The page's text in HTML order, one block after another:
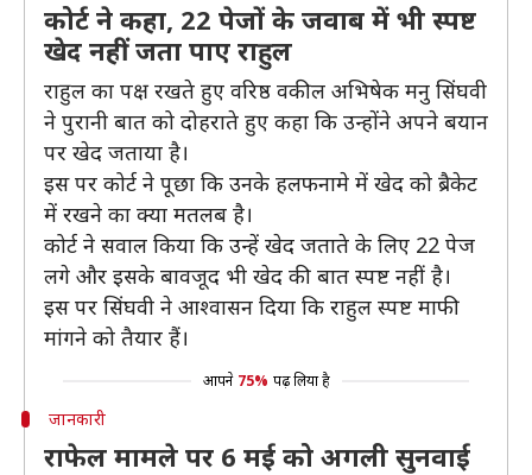
कोर्ट ने कहा, 22 पेजों के जवाब में भी स्पष्ट
खेद नहीं जता पाए राहुल
राहुल का पक्ष रखते हुए वरिष्ठ वकील अभिषेक मनु सिंघवी
ने पुरानी बात को दोहराते हुए कहा कि उन्होंने अपने बयान
पर खेद जताया है।
इस पर कोर्ट ने पूछा कि उनके हलफनामे में खेद को ब्रैकेट
में रखने का क्या मतलब है।
कोर्ट ने सवाल किया कि उन्हें खेद जताते के लिए 22 पेज
लगे और इसके बावजूद भी खेद की बात स्पष्ट नहीं है।
इस पर सिंघवी ने आश्वासन दिया कि राहुल स्पष्ट माफी
मांगने को तैयार हैं।
आपने 75% पढ़ लिया है
जानकारी
राफेल मामले पर 6 मई को अगली सुनवाई